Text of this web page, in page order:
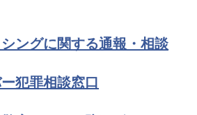
ングに関する通報・相談
犯罪相談窓口